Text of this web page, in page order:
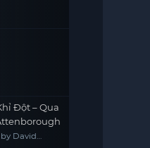
Đột – Qua
David